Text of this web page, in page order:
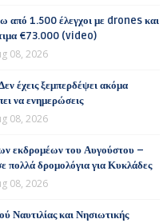
από 1.500 έλεγχοι με drones και
€73.000 (video)
08, 2026
έχεις ξεμπερδέψει ακόμα
να ενημερώσεις
08, 2026
εκδρομέων του Αυγούστου –
πολλά δρομολόγια για Κυκλάδες
08, 2026
Ναυτιλίας και Νησιωτικής